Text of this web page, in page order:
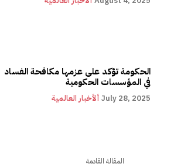
الحكومة تؤكد على عزمها مكافحة الفساد
في المؤسسات الحكومية
ألأخبار العالمية July 28, 2025
المقالة القادمة